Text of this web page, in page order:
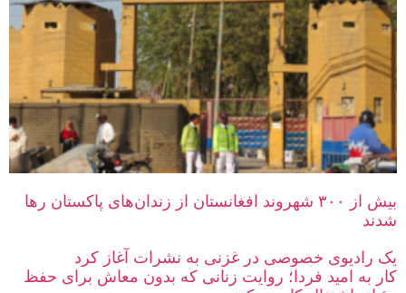
بیش از ۳۰۰ شهروند افغانستان از زندان‌های پاکستان رها
شدند
یک رادیوی خصوصی در غزنی به نشرات آغاز کرد
کار به امید فردا؛ روایت زنانی که بدون معاش برای حفظ